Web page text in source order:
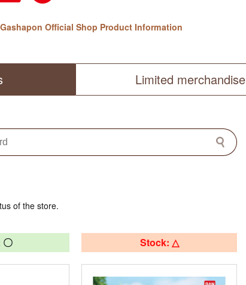
Official Shop Product Information
Limited merchandise
of the store.
Stock: △